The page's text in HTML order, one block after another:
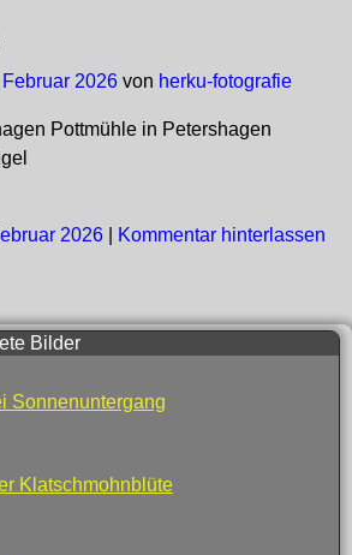
Februar 2026 von herku-fotografie
Pottmühle in Petershagen
2026| Kommentar hinterlassen
Bilder
Sonnenuntergang
Klatschmohnblüte